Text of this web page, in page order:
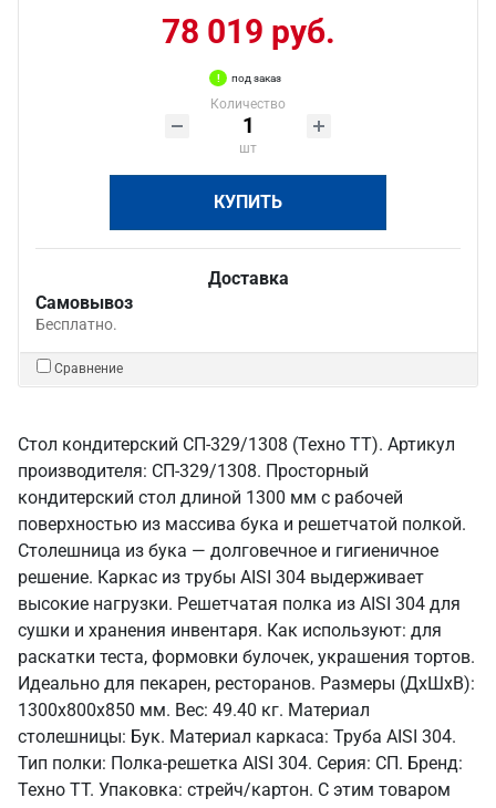
78 019 руб.
под заказ
Количество
шт
КУПИТЬ
Доставка
Самовывоз
Бесплатно.
Сравнение
Стол кондитерский СП-329/1308 (Техно ТТ). Артикул
производителя: СП-329/1308. Просторный
кондитерский стол длиной 1300 мм с рабочей
поверхностью из массива бука и решетчатой полкой.
Столешница из бука — долговечное и гигиеничное
решение. Каркас из трубы AISI 304 выдерживает
высокие нагрузки. Решетчатая полка из AISI 304 для
сушки и хранения инвентаря. Как используют: для
раскатки теста, формовки булочек, украшения тортов.
Идеально для пекарен, ресторанов. Размеры (ДхШхВ):
1300x800x850 мм. Вес: 49.40 кг. Материал
столешницы: Бук. Материал каркаса: Труба AISI 304.
Тип полки: Полка-решетка AISI 304. Серия: СП. Бренд:
Техно ТТ. Упаковка: стрейч/картон. С этим товаром